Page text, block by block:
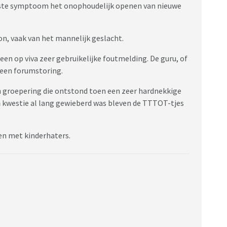
opent over een liefdesrelatie met een ellenlang
de relatie gedoemd is te mislukken
niets aan de hand
met een forumstoring
vaak van het mannelijk geslacht
symptoom het onophoudelijk openen van
groepering die ontstond toen een zeer hardnekkige
al lang gewieberd was bleven de TTTOT-tjes
symptoom het onophoudelijk openen van nieuwe
vaak van het mannelijk geslacht.
op viva zeer gebruikelijke foutmelding. De guru, of
forumstoring.
die ontstond toen een zeer hardnekkige
al lang gewieberd was bleven de TTTOT-tjes
met kinderhaters.